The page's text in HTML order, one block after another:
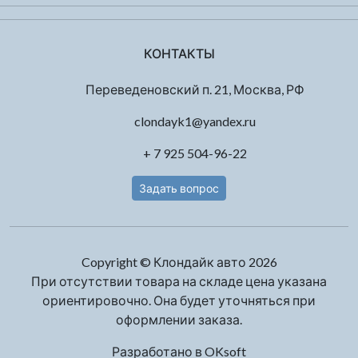
КОНТАКТЫ
Переведеновский п. 21, Москва, РФ
clondayk1@yandex.ru
+ 7 925 504-96-22
Задать вопрос
Copyright © Клондайк авто 2026
При отсутствии товара на складе цена указана
ориентировочно. Она будет уточняться при
оформлении заказа.
Разработано в OKsoft